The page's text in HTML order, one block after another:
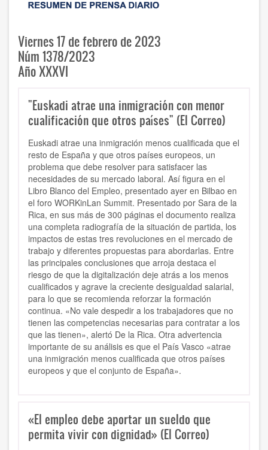
Viernes 17 de febrero de 2023
Núm 1378/2023
Año XXXVI
"Euskadi atrae una inmigración con menor
cualificación que otros países" (El Correo)
Euskadi atrae una inmigración menos cualificada que el
resto de España y que otros países europeos, un
problema que debe resolver para satisfacer las
necesidades de su mercado laboral. Así figura en el
Libro Blanco del Empleo, presentado ayer en Bilbao en
el foro WORKinLan Summit. Presentado por Sara de la
Rica, en sus más de 300 páginas el documento realiza
una completa radiografía de la situación de partida, los
impactos de estas tres revoluciones en el mercado de
trabajo y diferentes propuestas para abordarlas. Entre
las principales conclusiones que arroja destaca el
riesgo de que la digitalización deje atrás a los menos
cualificados y agrave la creciente desigualdad salarial,
para lo que se recomienda reforzar la formación
continua. «No vale despedir a los trabajadores que no
tienen las competencias necesarias para contratar a los
que las tienen», alertó De la Rica. Otra advertencia
importante de su análisis es que el País Vasco «atrae
una inmigración menos cualificada que otros países
europeos y que el conjunto de España».
«El empleo debe aportar un sueldo que
permita vivir con dignidad» (El Correo)